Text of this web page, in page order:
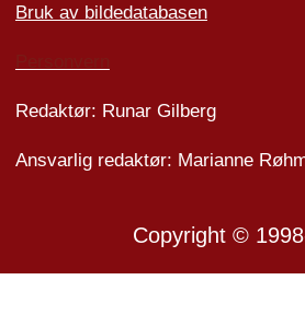
Bruk av bildedatabasen
Redaktør: Runar Gilberg
Ansvarlig redaktør: Marianne
Copyright ©